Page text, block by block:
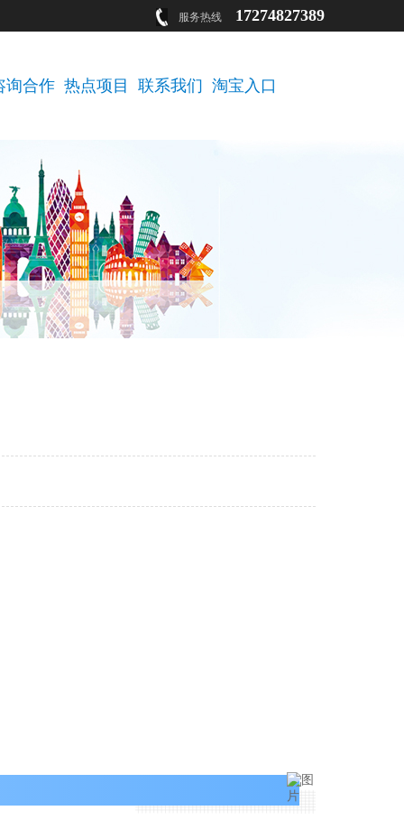
服务热线 17274827389
询合作 热点项目 联系我们 淘宝入口